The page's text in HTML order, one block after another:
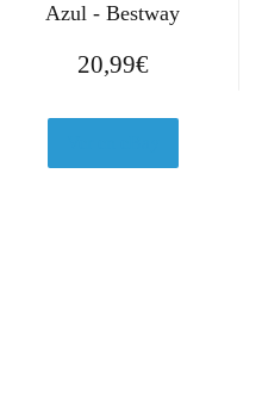
Azul - Bestway
20,99€